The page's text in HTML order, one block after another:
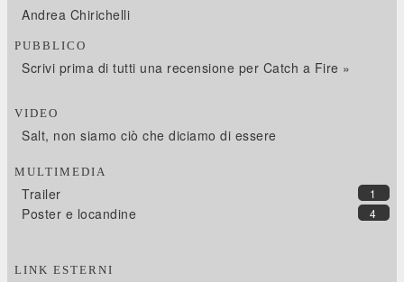
Andrea Chirichelli
PUBBLICO
Scrivi prima di tutti una recensione per Catch a Fire »
VIDEO
Salt, non siamo ciò che diciamo di essere
MULTIMEDIA
1
Trailer
4
Poster e locandine
LINK ESTERNI